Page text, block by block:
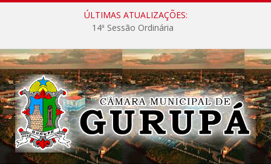
ÚLTIMAS ATUALIZAÇÕES:
14ª Sessão Ordinária